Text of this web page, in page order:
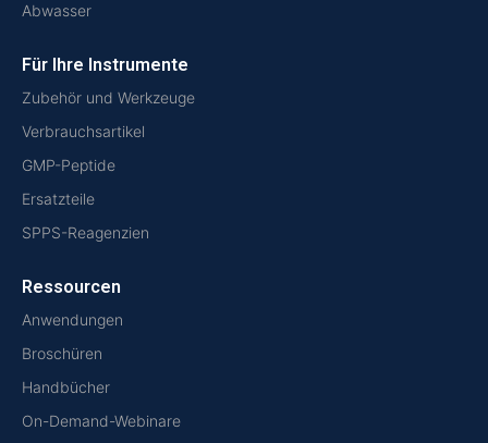
Abwasser
Für Ihre Instrumente
Zubehör und Werkzeuge
Verbrauchsartikel
GMP-Peptide
Ersatzteile
SPPS-Reagenzien
Ressourcen
Anwendungen
Broschüren
Handbücher
On-Demand-Webinare